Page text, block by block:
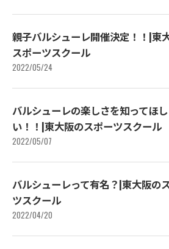
親子バルシューレ開催決定！！|東
スポーツスクール
2022/05/24
バルシューレの楽しさを知ってほし
い！！|東大阪のスポーツスクール
2022/05/07
バルシューレって有名？|東大阪の
ツスクール
2022/04/20